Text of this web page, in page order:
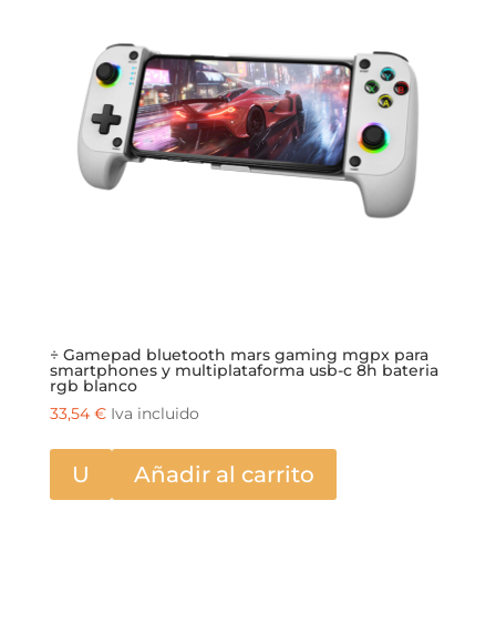
÷ Gamepad bluetooth mars gaming mgpx para
smartphones y multiplataforma usb-c 8h bateria
rgb blanco
33,54 € Iva incluido
U Añadir al carrito